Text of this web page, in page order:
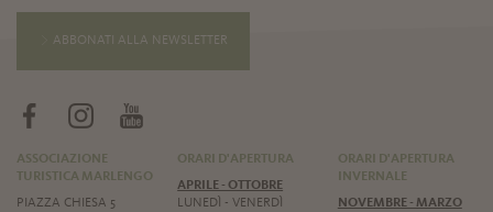
ABBONATI ALLA NEWSLETTER
ASSOCIAZIONE
TURISTICA MARLENGO
PIAZZA CHIESA 5
ORARI D'APERTURA
APRILE - OTTOBRE
LUNEDÌ - VENERDÌ
ORARI D'APERTURA
INVERNALE
NOVEMBRE - MARZO